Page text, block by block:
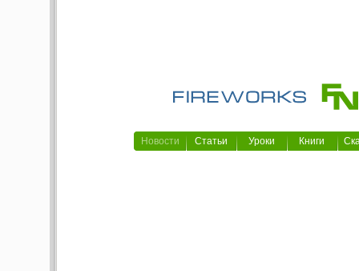
Новости Статьи Уроки Книги